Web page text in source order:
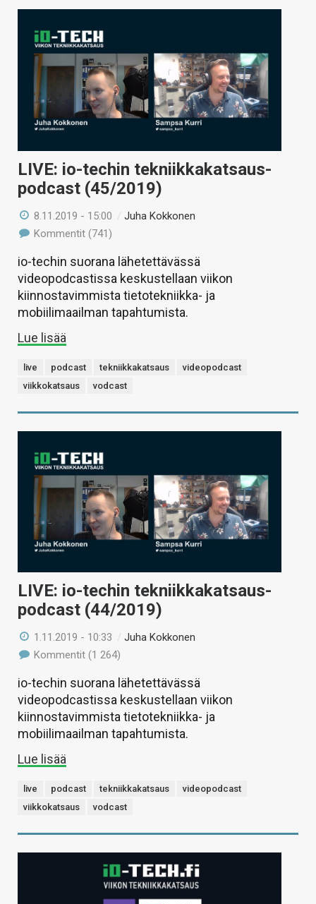
LIVE: io-techin tekniikkakatsaus-
podcast (45/2019)
8.11.2019 - 15:00 /Juha Kokkonen
Kommentit (741)
io-techin suorana lähetettävässä
videopodcastissa keskustellaan viikon
kiinnostavimmista tietotekniikka- ja
mobiilimaailman tapahtumista.
Lue lisää
live podcast tekniikkakatsaus
videopodcast
viikkokatsaus
vodcast
LIVE: io-techin tekniikkakatsaus-
podcast (44/2019)
1.11.2019 - 10:33 /Juha Kokkonen
Kommentit (1 264)
io-techin suorana lähetettävässä
videopodcastissa keskustellaan viikon
kiinnostavimmista tietotekniikka- ja
mobiilimaailman tapahtumista.
Lue lisää
live podcast tekniikkakatsaus
videopodcast
viikkokatsaus
vodcast